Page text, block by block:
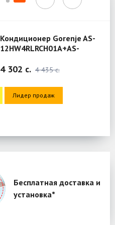
Кондиционер Gorenje AS-
12HW4RLRCH01A+AS-
4 302 c. 4 435 c.
Лидер продаж
Бесплатная доставка и
установка*